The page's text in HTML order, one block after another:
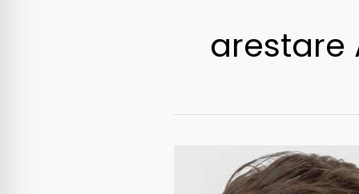
arestare